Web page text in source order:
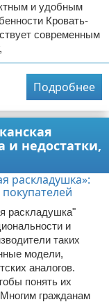
и удобным
Кровать-
современным
Подробнее
и недостатки,
раскладушка"
и
таких
модели,
аналогов.
понять их
гражданам